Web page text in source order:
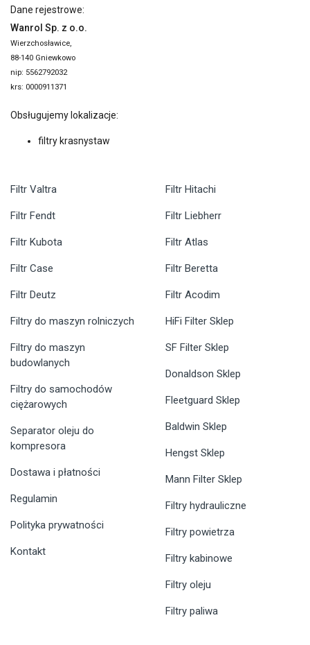
Dane rejestrowe:
Wanrol Sp. z o.o.
Wierzchosławice,
88-140 Gniewkowo
nip: 5562792032
krs: 0000911371
Obsługujemy lokalizacje:
filtry krasnystaw
Filtr Valtra
Filtr Fendt
Filtr Kubota
Filtr Case
Filtr Deutz
Filtr Hitachi
Filtr Liebherr
Filtr Atlas
Filtr Beretta
Filtr Acodim
Filtry do maszyn rolniczych
Filtry do maszyn
budowlanych
Filtry do samochodów
ciężarowych
Separator oleju do
kompresora
Dostawa i płatności
Regulamin
Polityka prywatności
Kontakt
HiFi Filter Sklep
SF Filter Sklep
Donaldson Sklep
Fleetguard Sklep
Baldwin Sklep
Hengst Sklep
Mann Filter Sklep
Filtry hydrauliczne
Filtry powietrza
Filtry kabinowe
Filtry oleju
Filtry paliwa